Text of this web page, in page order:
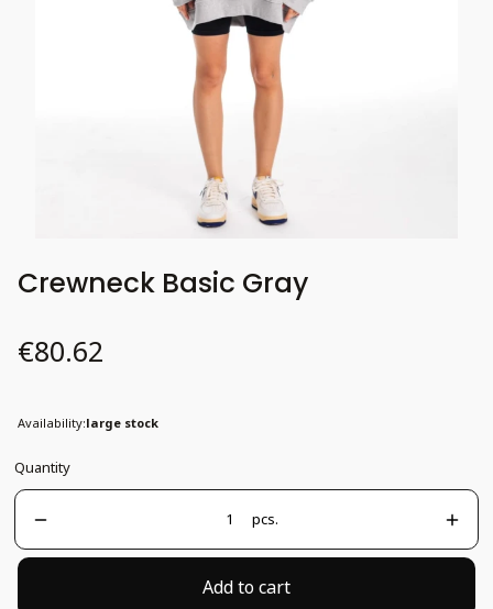
Crewneck Basic Gray
Price
€80.62
Availability:large stock
Quantity
pcs.
Add to cart